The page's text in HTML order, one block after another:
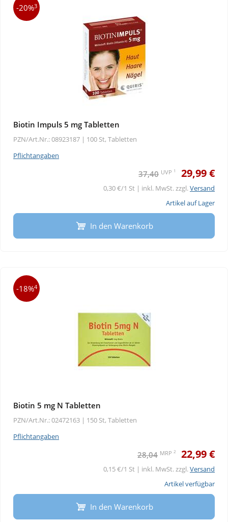
-20%3
Biotin Impuls 5 mg Tabletten
PZN/Art.Nr.: 08923187 | 100 St, Tabletten
Pflichtangaben
37,40 UVP 1 29,99 €
0,30 €/1 St | inkl. MwSt. zzgl.Versand
Artikel auf Lager
In den Warenkorb
-18%4
Biotin 5 mg N Tabletten
PZN/Art.Nr.: 02472163 | 150 St, Tabletten
Pflichtangaben
28,04 MRP 2 22,99 €
0,15 €/1 St | inkl. MwSt. zzgl.Versand
Artikel verfügbar
In den Warenkorb